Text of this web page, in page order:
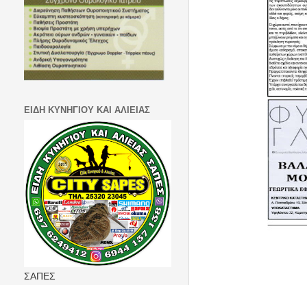
ΕΙΔΗ ΚΥΝΗΓΙΟΥ ΚΑΙ ΑΛΙΕΙΑΣ
ΣΑΠΕΣ